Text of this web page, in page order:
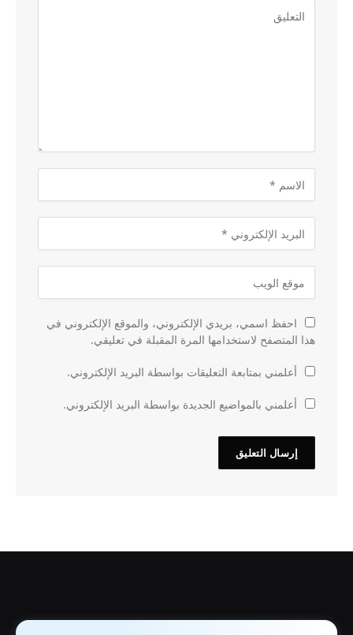
احفظ اسمي، بريدي الإلكتروني، والموقع الإلكتروني في
هذا المتصفح لاستخدامها المرة المقبلة في تعليقي.
أعلمني بمتابعة التعليقات بواسطة البريد الإلكتروني.
أعلمني بالمواضيع الجديدة بواسطة البريد الإلكتروني.